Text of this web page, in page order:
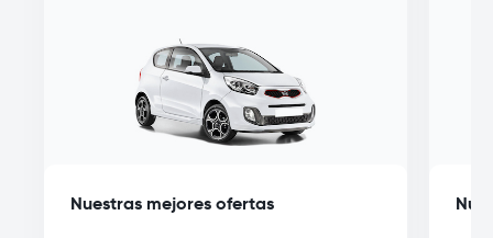
Nuestras mejores ofertas